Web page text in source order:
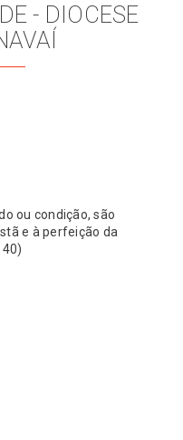
- DIOCESE
ou condição, são
e à perfeição da